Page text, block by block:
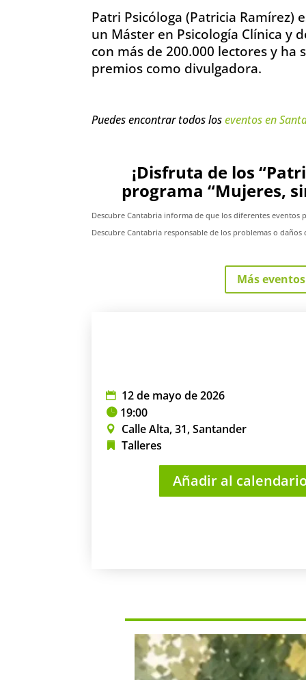
Patri Psicóloga (Patricia Ramírez)
un Máster en Psicología Clínica y
con más de 200.000 lectores y
premios como divulgadora.
Puedes encontrar todos loseventos en
¡Disfruta de los
programa “Mujeres,
Descubre Cantabria informa de que los diferentes
Descubre Cantabria responsable de los problemas o
Más
12 de mayo de 2026
19:00
Calle Alta, 31, Santander
Talleres
Añadir al